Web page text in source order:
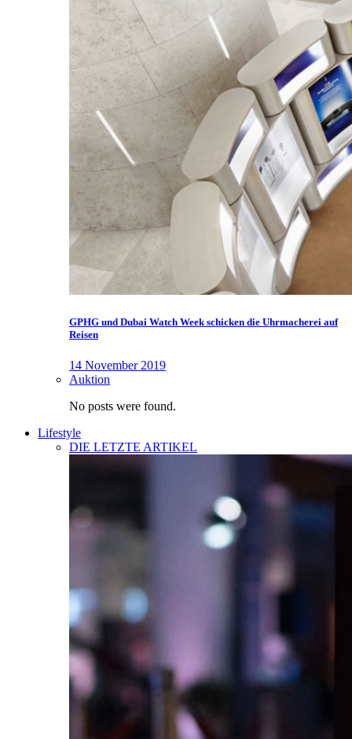
GPHG und Dubai Watch Week schicken die Uhrmacherei auf
Reisen
14 November 2019
Auktion
No posts were found.
Lifestyle
DIE LETZTE ARTIKEL